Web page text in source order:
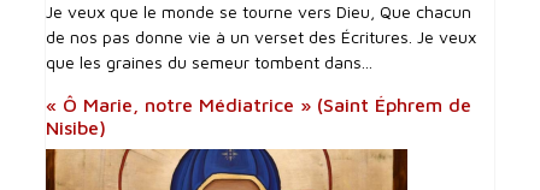
Je veux que le monde se tourne vers Dieu, Que chacun
de nos pas donne vie à un verset des Écritures. Je veux
que les graines du semeur tombent dans...
« Ô Marie, notre Médiatrice » (Saint Éphrem de
Nisibe)